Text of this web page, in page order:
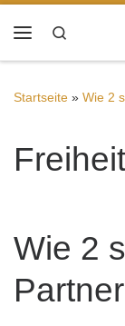
Zum Inhalt
Startseite » Wie 2
Freiheit
Wie 2